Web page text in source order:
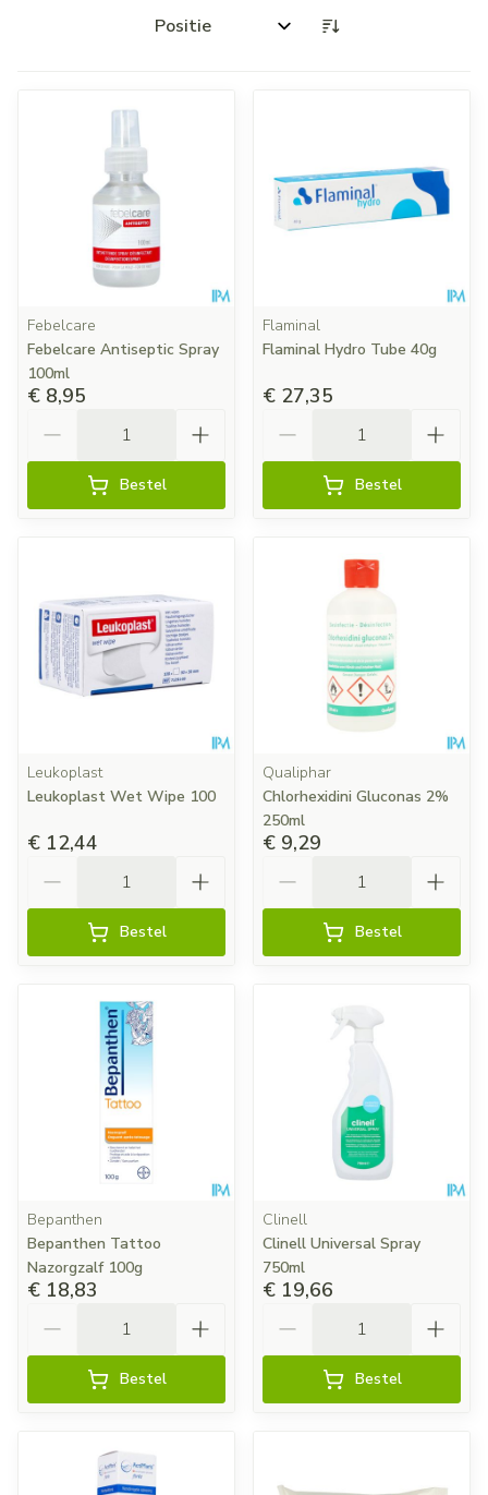
Sorteer op:
Febelcare
Febelcare Antiseptic Spray
100ml
€ 8,95
Bestel
Flaminal
Flaminal Hydro Tube 40g
€ 27,35
Bestel
Leukoplast
Leukoplast Wet Wipe 100
€ 12,44
Bestel
Qualiphar
Chlorhexidini Gluconas 2%
250ml
€ 9,29
Bestel
Bepanthen
Bepanthen Tattoo
Nazorgzalf 100g
€ 18,83
Bestel
Clinell
Clinell Universal Spray
750ml
€ 19,66
Bestel